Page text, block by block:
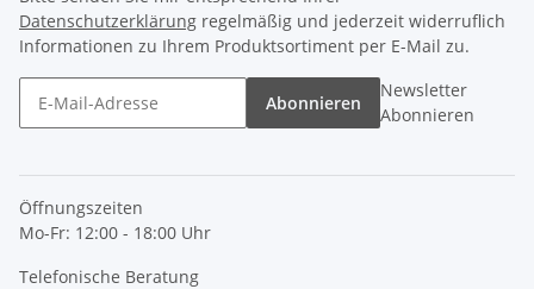
Datenschutzerklärung regelmäßig und jederzeit widerruflich
Informationen zu Ihrem Produktsortiment per E-Mail zu.
Abonnieren
Newsletter
Abonnieren
Öffnungszeiten
Mo-Fr: 12:00 - 18:00 Uhr
Telefonische Beratung